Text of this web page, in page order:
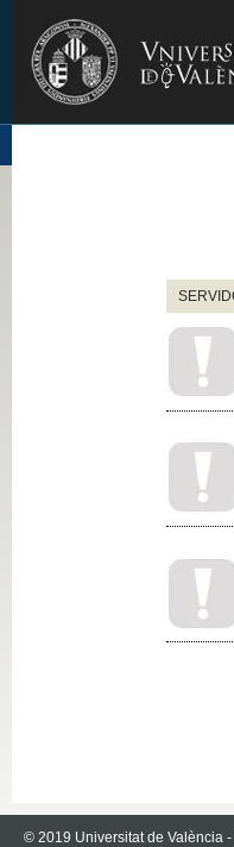
© 2019 Universitat de València